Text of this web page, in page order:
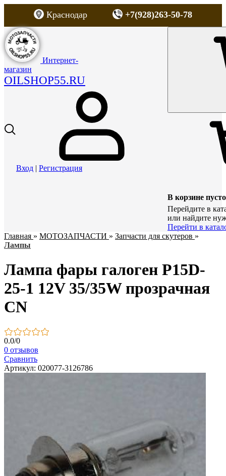
Краснодар +7(928)263-50-78
Интернет-
магазин
OILSHOP55.RU
Вход | Регистрация
В корзине пусто
Перейдите в
или найдите
Перейти в
Главная » МОТОЗАПЧАСТИ » Запчасти для скутеров »
Лампы
Лампа фары галоген P15D-
25-1 12V 35/35W прозрачная
CN
0.0/0
0 отзывов
Сравнить
Артикул: 020077-3126786